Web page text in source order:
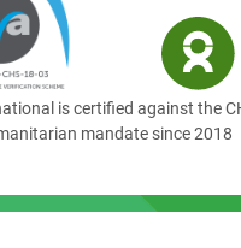
is certified against the
mandate since 2018